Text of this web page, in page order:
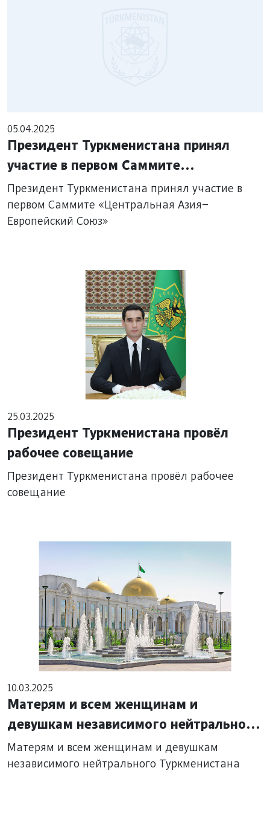
05.04.2025
Президент Туркменистана принял
участие в первом Саммите
«Центральная Азия–Европейский
Союз»
Президент Туркменистана принял участие в
первом Саммите «Центральная Азия–
Европейский Союз»
25.03.2025
Президент Туркменистана провёл
рабочее совещание
Президент Туркменистана провёл рабочее
совещание
10.03.2025
Матерям и всем женщинам и
девушкам независимого нейтрального
Туркменистана
Матерям и всем женщинам и девушкам
независимого нейтрального Туркменистана